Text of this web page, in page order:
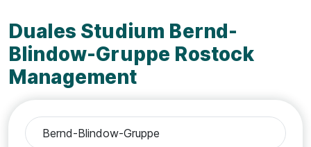
Duales Studium Bernd-
Blindow-Gruppe Rostock
Management